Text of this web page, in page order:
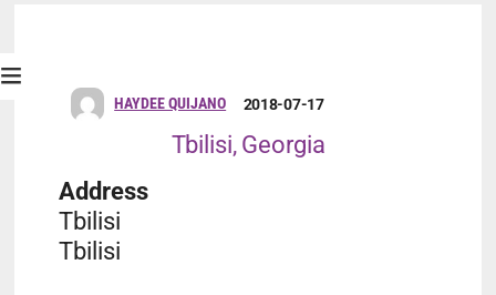
HAYDEE QUIJANO 2018-07-17
Tbilisi, Georgia
Address
Tbilisi
Tbilisi